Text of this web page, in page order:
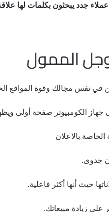
جدد يبحثون بكلمات لها
الممول